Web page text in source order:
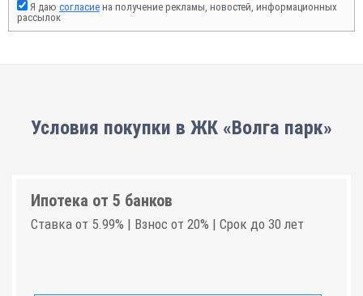
Я даю согласие на получение рекламы, новостей, информационных
рассылок
Условия покупки в ЖК «Волга парк»
Ипотека от 5 банков
Ставка от 5.99% | Взнос от 20% | Срок до 30 лет